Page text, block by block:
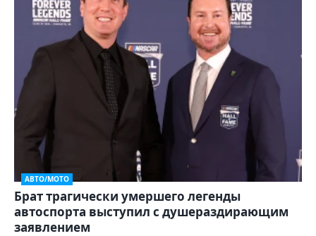
АВТО/МОТО
Брат трагически умершего легенды
автоспорта выступил с душераздирающим
заявлением